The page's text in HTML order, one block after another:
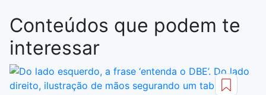
Conteúdos que podem te
interessar